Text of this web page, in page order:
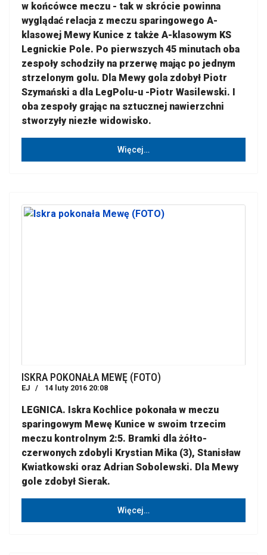
w końcówce meczu - tak w skrócie powinna
wyglądać relacja z meczu sparingowego A-
klasowej Mewy Kunice z także A-klasowym KS
Legnickie Pole. Po pierwszych 45 minutach oba
zespoły schodziły na przerwę mając po jednym
strzelonym golu. Dla Mewy gola zdobył Piotr
Szymański a dla LegPolu-u -Piotr Wasilewski. I
oba zespoły grając na sztucznej nawierzchni
stworzyły niezłe widowisko.
Więcej…
ISKRA POKONAŁA MEWĘ (FOTO)
EJ 14 luty 2016 20:08
LEGNICA. Iskra Kochlice pokonała w meczu
sparingowym Mewę Kunice w swoim trzecim
meczu kontrolnym 2:5. Bramki dla żółto-
czerwonych zdobyli Krystian Mika (3), Stanisław
Kwiatkowski oraz Adrian Sobolewski. Dla Mewy
gole zdobył Sierak.
Więcej…